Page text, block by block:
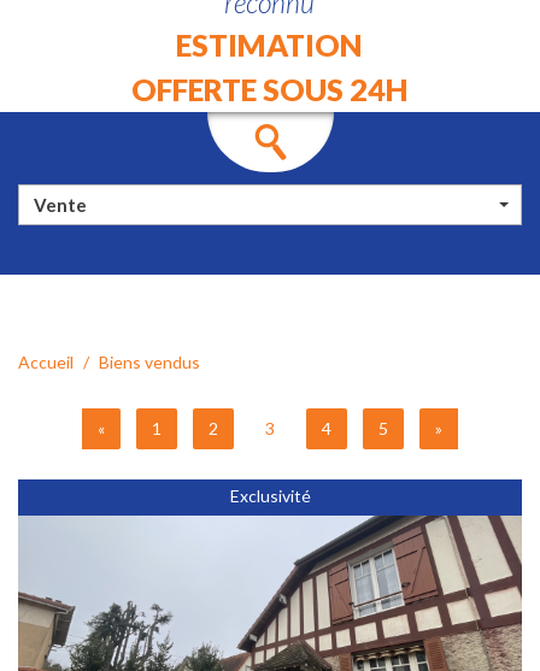
ESTIMATION
OFFERTE SOUS 24H
Vente
Accueil Biens vendus
« 1 2 3 4 5 »
Exclusivité